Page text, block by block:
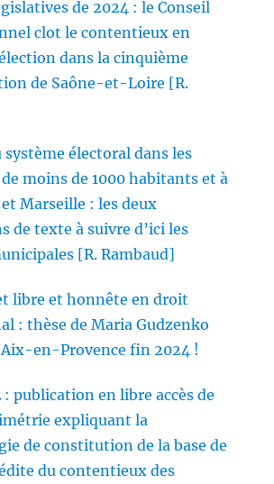
de 2024 : le Conseil
clot le contentieux en
dans la cinquième
de Saône-et-Loire [R.
système électoral dans les
moins de 1000 habitants et à
Marseille : les deux
de texte à suivre d’ici les
[R. Rambaud]
libre et honnête en droit
: thèse de Maria Gudzenko
en-Provence fin 2024 !
: publication en libre accès de
expliquant la
de constitution de la base de
du contentieux des